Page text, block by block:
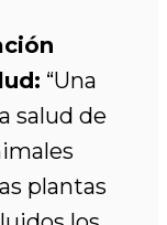
“Una
salud de
plantas